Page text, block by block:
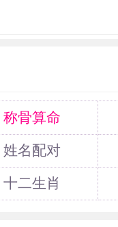
称骨算命
姓名配对
十二生肖